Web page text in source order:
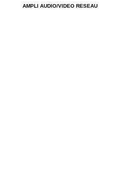
AMPLI AUDIO/VIDEO RESEAU